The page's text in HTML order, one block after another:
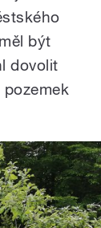
být
dovolit